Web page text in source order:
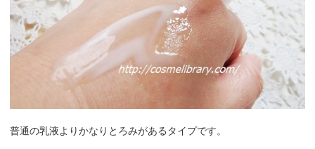
普通の乳液よりかなりとろみがあるタイプです。